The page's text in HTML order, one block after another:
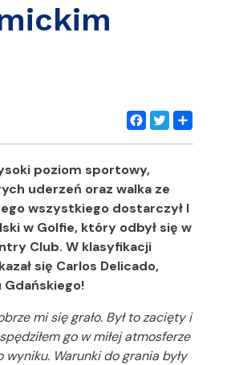
Facebook
Twitter
Share
poziom sportowy,
uderzeń oraz walka ze
wszystkiego dostarczył I
w Golfie, który odbył się w
Club. W klasyfikacji
się Carlos Delicado,
mi się grało. Był to zacięty i
go w miłej atmosferze
Warunki do grania były